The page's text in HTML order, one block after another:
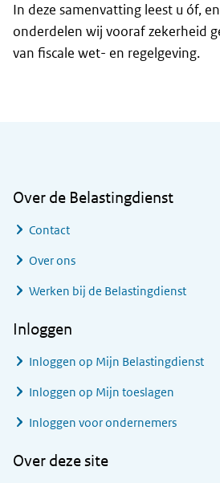
In deze samenvatting leest u óf,
onderdelen wij vooraf zekerheid
van fiscale wet- en regelgeving.
Over de Belastingdienst
Contact
Over ons
Werken bij de Belastingdienst
Inloggen
Inloggen op Mijn Belastingdienst
Inloggen op Mijn toeslagen
Inloggen voor ondernemers
Over deze site